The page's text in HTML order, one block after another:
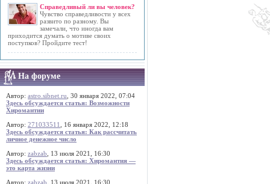
Справедливый ли вы человек?
Чувство справедливости у всех
развито по разному. Вы
замечали, что иногда вам
приходится думать о мотиве своих
поступков? Пройдите тест!
На форуме
Автор: astro.sibnet.ru , 30 января 2022, 07:04
Здесь обсуждается статья: Возможности
Хиромантии
Автор: 271033511
, 16 января 2022, 12:18
Здесь обсуждается статья: Как рассчитать
личное денежное число
Автор: zabzab , 13 июля 2021, 16:30
Здесь обсуждается статья: Хиромантия —
это карта жизни
Автор: zabzab , 13 июля 2021, 16:30